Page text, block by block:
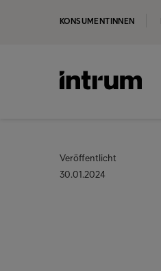
KONSUMENTINNEN
Veröffentlicht
30.01.2024